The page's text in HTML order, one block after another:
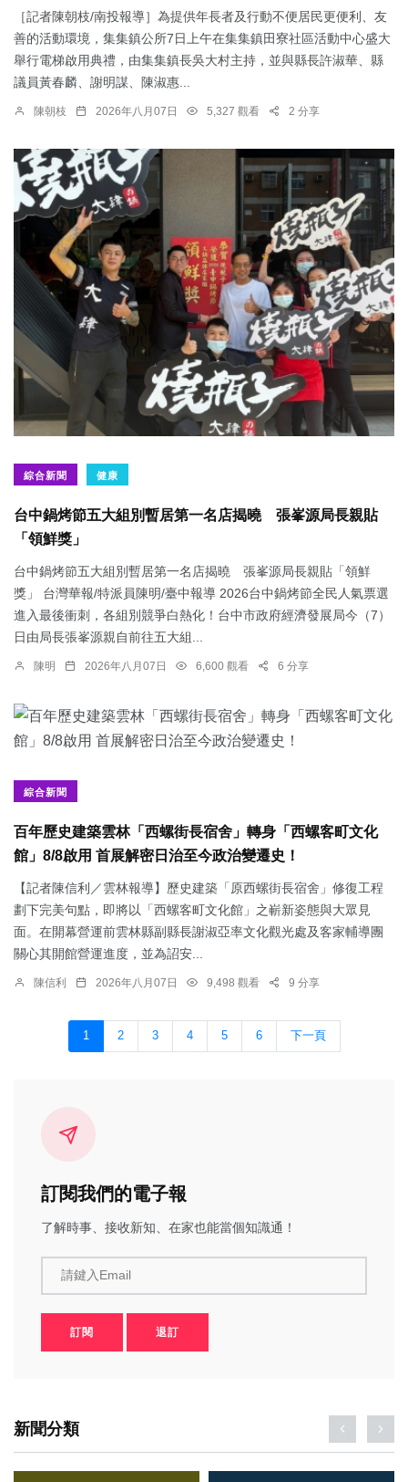
［記者陳朝枝/南投報導］為提供年長者及行動不便居民更便利、友
善的活動環境，集集鎮公所7日上午在集集鎮田寮社區活動中心盛大
舉行電梯啟用典禮，由集集鎮長吳大村主持，並與縣長許淑華、縣
議員黃春麟、謝明謀、陳淑惠...
陳朝枝 2026年八月07日 5,327 觀看 2 分享
綜合新聞 健康
台中鍋烤節五大組別暫居第一名店揭曉 張峯源局長親貼
「領鮮獎」
台中鍋烤節五大組別暫居第一名店揭曉 張峯源局長親貼「領鮮
獎」 台灣華報/特派員陳明/臺中報導 2026台中鍋烤節全民人氣票選
進入最後衝刺，各組別競爭白熱化！台中市政府經濟發展局今（7）
日由局長張峯源親自前往五大組...
陳明 2026年八月07日 6,600 觀看 6 分享
綜合新聞
百年歷史建築雲林「西螺街長宿舍」轉身「西螺客町文化
館」8/8啟用 首展解密日治至今政治變遷史！
【記者陳信利／雲林報導】歷史建築「原西螺街長宿舍」修復工程
劃下完美句點，即將以「西螺客町文化館」之嶄新姿態與大眾見
面。在開幕營運前雲林縣副縣長謝淑亞率文化觀光處及客家輔導團
關心其開館營運進度，並為詔安...
陳信利 2026年八月07日 9,498 觀看 9 分享
1 2 3 4 5 6 下一頁
訂閱我們的電子報
了解時事、接收新知、在家也能當個知識通！
請鍵入Email
訂閱 退訂
新聞分類